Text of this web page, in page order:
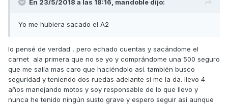
En 23/5/2018 a las 18:16, mandoble dijo:
Yo me hubiera sacado el A2
lo pensé de verdad , pero echado cuentas y sacándome el
carnet ala primera que no se yo y comprándome una 500 seguro
que me salía mas caro que haciéndolo así. también busco
seguridad y teniendo dos ruedas adelante si me la da. llevo 4
años manejando motos y soy responsable de lo que llevo y
nunca he tenido ningún susto grave y espero seguir así aunque